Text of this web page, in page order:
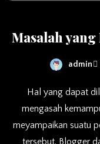
Masalah
admin
Hal yang dapat dilakukakn seorang blogger antara lain
mengasah
meyampaikan suatu
tersebut. Blogger